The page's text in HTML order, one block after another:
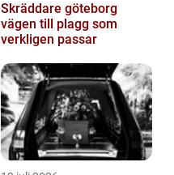
Skräddare göteborg
vägen till plagg som
verkligen passar